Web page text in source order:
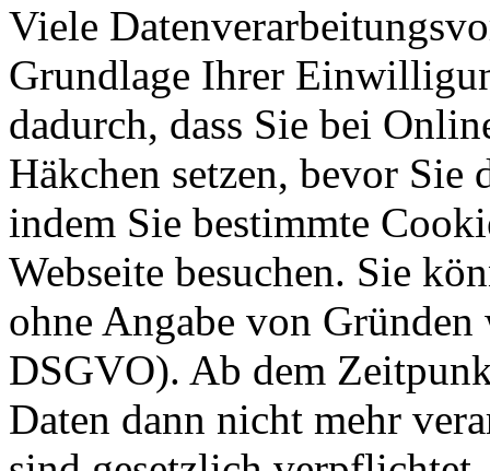
Viele
Grundlage Ihrer
dadurch, dass Sie bei
Häkchen setzen, bevor Sie
indem Sie bestimmte
Webseite besuchen. Sie
ohne Angabe von
DSGVO). Ab dem
Daten dann nicht mehr